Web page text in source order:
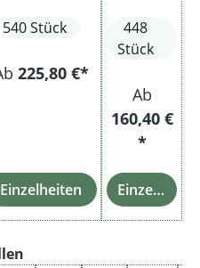
Aschenbecher
540 Stück
225,80 €*
Einzelheiten
ge
448
Stück
Ab
160,40 €
*
Einzelheiten